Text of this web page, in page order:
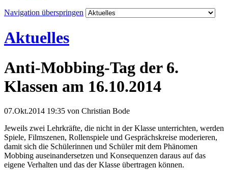
Navigation überspringen
Aktuelles
Anti-Mobbing-Tag der 6.
Klassen am 16.10.2014
07.Okt.2014 19:35 von Christian Bode
Jeweils zwei Lehrkräfte, die nicht in der Klasse unterrichten, werden
Spiele, Filmszenen, Rollenspiele und Gesprächskreise moderieren,
damit sich die Schülerinnen und Schüler mit dem Phänomen
Mobbing auseinandersetzen und Konsequenzen daraus auf das
eigene Verhalten und das der Klasse übertragen können.